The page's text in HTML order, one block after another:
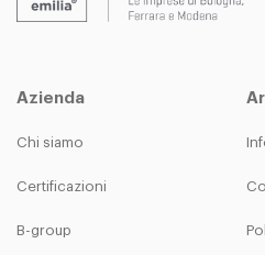
Azienda
Chi siamo
Certificazioni
B-group